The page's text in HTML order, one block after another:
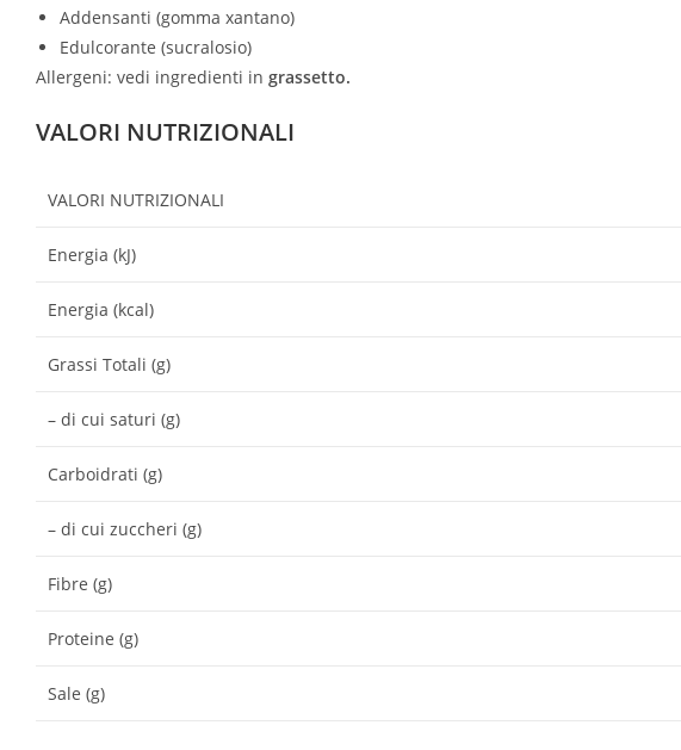
Addensanti (gomma xantano)
Edulcorante (sucralosio)
Allergeni: vedi ingredienti in grassetto.
VALORI NUTRIZIONALI
VALORI NUTRIZIONALI
Energia (kJ)
Energia (kcal)
Grassi Totali (g)
– di cui saturi (g)
Carboidrati (g)
– di cui zuccheri (g)
Fibre (g)
Proteine (g)
Sale (g)